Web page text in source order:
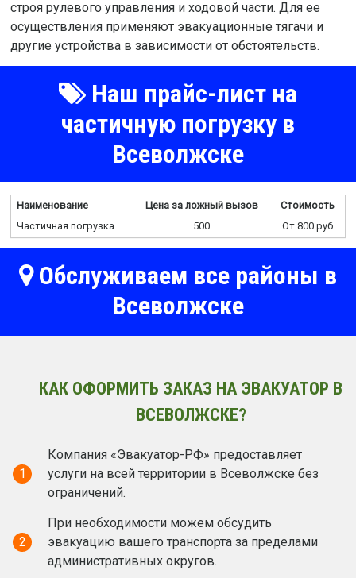
строя рулевого управления и ходовой части. Для ее
осуществления применяют эвакуационные тягачи и
другие устройства в зависимости от обстоятельств.
Наш прайс-лист на
частичную погрузку в
Всеволжске
Наименование Цена за ложный вызов
Стоимость
Частичная погрузка
500 От 800 руб
Обслуживаем все районы в
Всеволжске
КАК ОФОРМИТЬ ЗАКАЗ НА ЭВАКУАТОР В
ВСЕВОЛЖСКЕ?
1
Компания «Эвакуатор-РФ» предоставляет
услуги на всей территории в Всеволжске без
ограничений.
2
При необходимости можем обсудить
эвакуацию вашего транспорта за пределами
административных округов.